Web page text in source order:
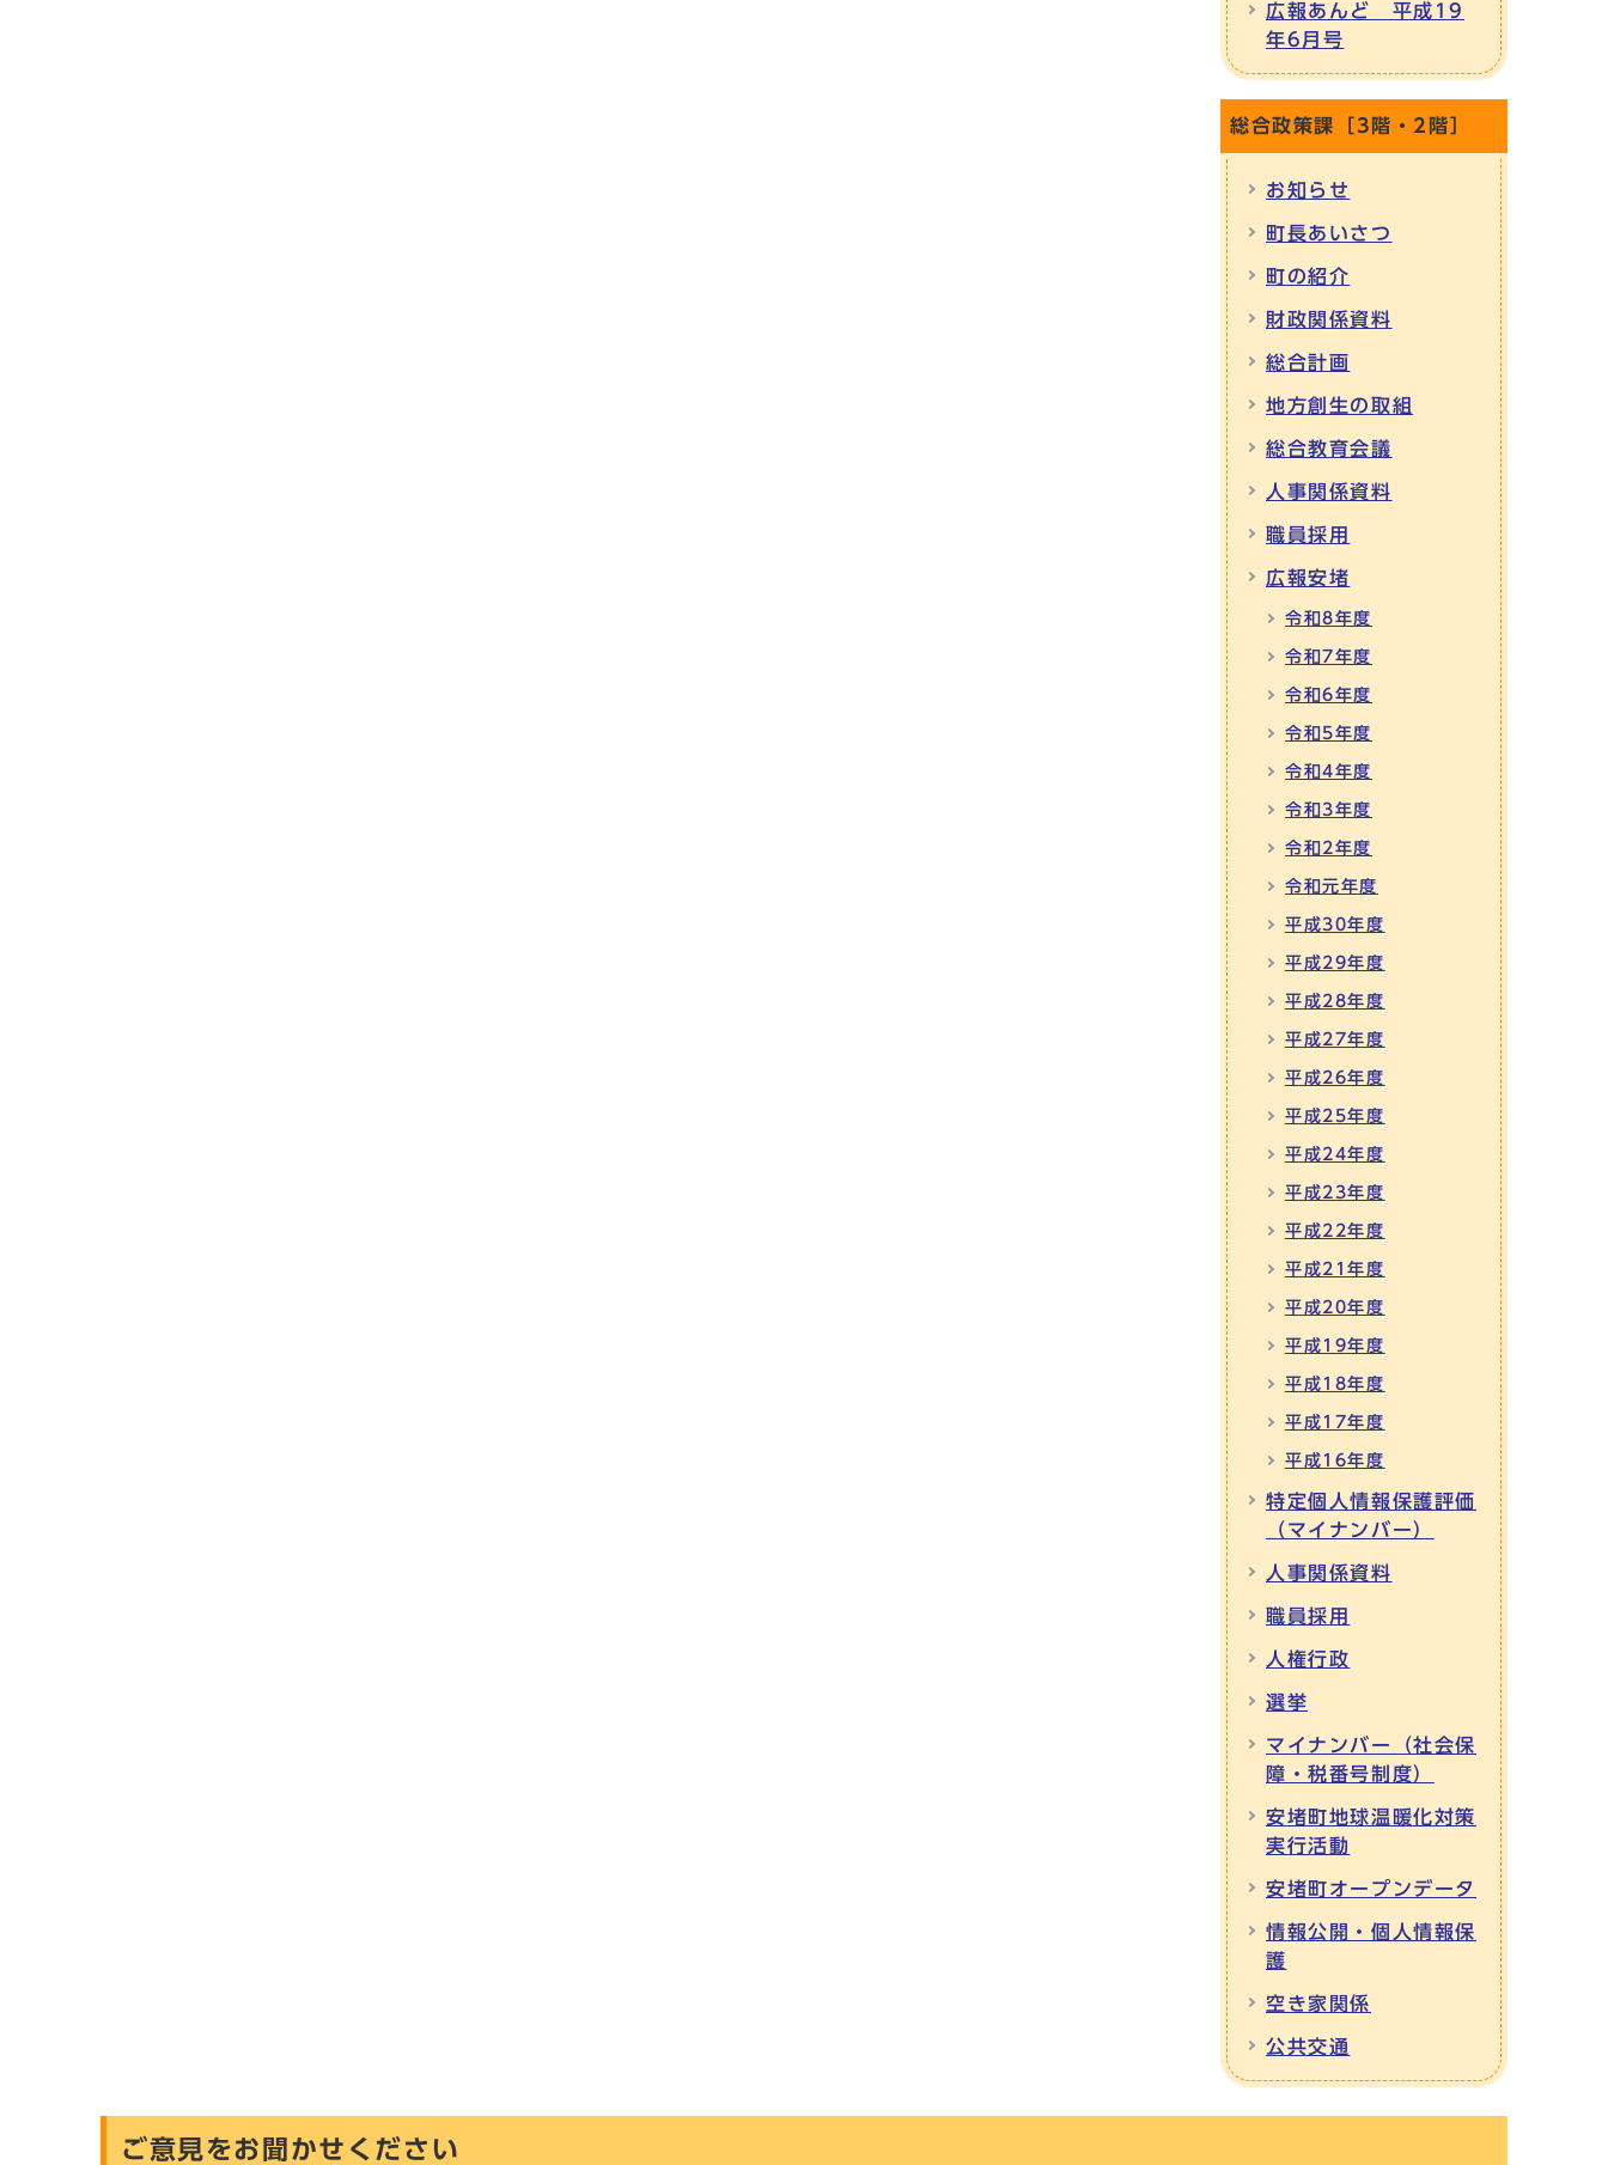
広報あんど 平成19
年6月号
総合政策課［3階・2階］
お知らせ
町長あいさつ
町の紹介
財政関係資料
総合計画
地方創生の取組
総合教育会議
人事関係資料
職員採用
広報安堵
令和8年度
令和7年度
令和6年度
令和5年度
令和4年度
令和3年度
令和2年度
令和元年度
平成30年度
平成29年度
平成28年度
平成27年度
平成26年度
平成25年度
平成24年度
平成23年度
平成22年度
平成21年度
平成20年度
平成19年度
平成18年度
平成17年度
平成16年度
特定個人情報保護評価
（マイナンバー）
人事関係資料
職員採用
人権行政
選挙
マイナンバー（社会保
障・税番号制度）
安堵町地球温暖化対策
実行活動
安堵町オープンデータ
情報公開・個人情報保
護
空き家関係
公共交通
ご意見をお聞かせください